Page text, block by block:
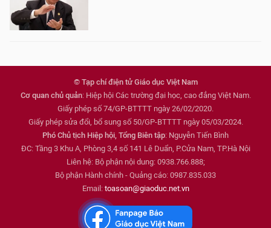
© Tạp chí điện tử Giáo dục Việt Nam
Cơ quan chủ quản: Hiệp hội Các trường đại học, cao đẳng Việt Nam.
Giấy phép số 74/GP-BTTTT ngày 26/02/2020.
Giấy phép sửa đổi, bổ sung số 50/GP-BTTTT ngày 05/03/2024.
Phó Chủ tịch Hiệp hội, Tổng Biên tập: Nguyễn Tiến Bình
ĐC: Tầng 3 Khu A, Phòng 3,4 số 141 Lê Duẩn, P.Cửa Nam, TP.Hà Nội
Liên hệ: Bộ phận nội dung: 0938.766.888;
Bộ phận Hành chính - Quảng cáo: 0987.835.033
Email: toasoan@giaoduc.net.vn